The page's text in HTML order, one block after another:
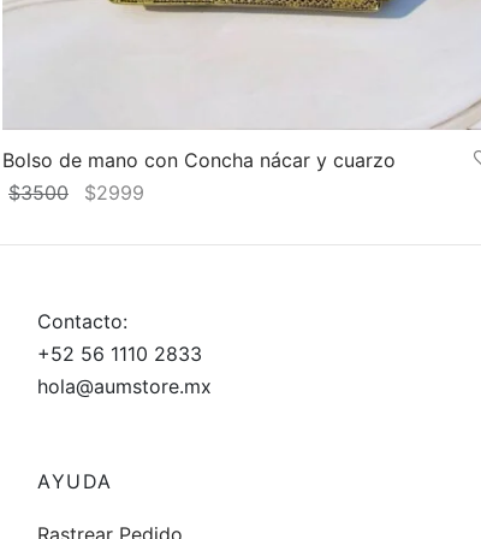
Bolso de mano con Concha nácar y cuarzo
$3500
El
original
$3500.
$2999
actual
Contacto:
+52 56 1110 2833
hola@aumstore.mx
AYUDA